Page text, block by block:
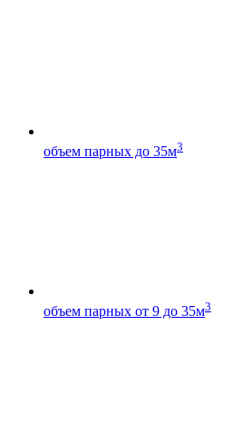
объем парных до 35м3
объем парных от 9 до 35м3